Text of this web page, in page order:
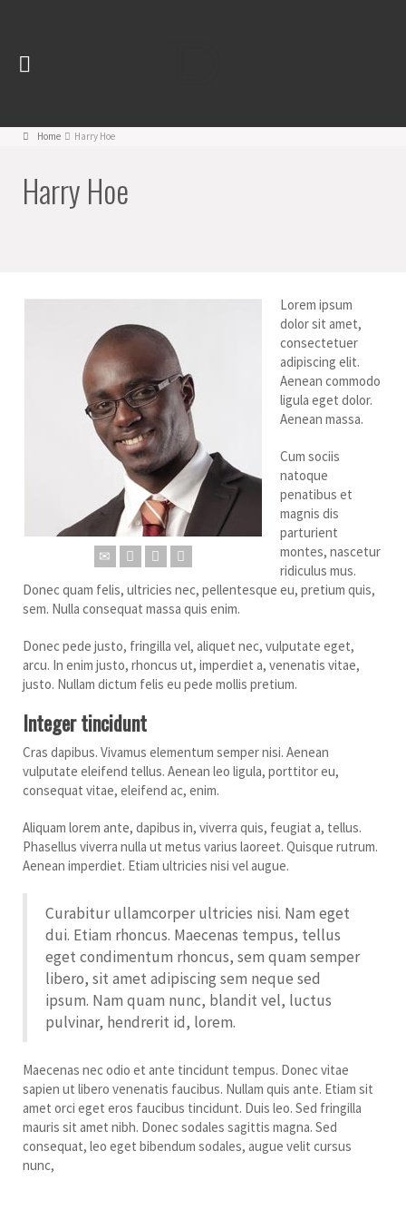
Home Harry Hoe
Harry Hoe
Lorem ipsum
dolor sit amet,
consectetuer
adipiscing elit.
Aenean commodo
ligula eget dolor.
Aenean massa.
Cum sociis
natoque
penatibus et
magnis dis
parturient
montes, nascetur
ridiculus mus.
Donec quam felis, ultricies nec, pellentesque eu, pretium quis,
sem. Nulla consequat massa quis enim.
Donec pede justo, fringilla vel, aliquet nec, vulputate eget,
arcu. In enim justo, rhoncus ut, imperdiet a, venenatis vitae,
justo. Nullam dictum felis eu pede mollis pretium.
Integer tincidunt
Cras dapibus. Vivamus elementum semper nisi. Aenean
vulputate eleifend tellus. Aenean leo ligula, porttitor eu,
consequat vitae, eleifend ac, enim.
Aliquam lorem ante, dapibus in, viverra quis, feugiat a, tellus.
Phasellus viverra nulla ut metus varius laoreet. Quisque rutrum.
Aenean imperdiet. Etiam ultricies nisi vel augue.
Curabitur ullamcorper ultricies nisi. Nam eget
dui. Etiam rhoncus. Maecenas tempus, tellus
eget condimentum rhoncus, sem quam semper
libero, sit amet adipiscing sem neque sed
ipsum. Nam quam nunc, blandit vel, luctus
pulvinar, hendrerit id, lorem.
Maecenas nec odio et ante tincidunt tempus. Donec vitae
sapien ut libero venenatis faucibus. Nullam quis ante. Etiam sit
amet orci eget eros faucibus tincidunt. Duis leo. Sed fringilla
mauris sit amet nibh. Donec sodales sagittis magna. Sed
consequat, leo eget bibendum sodales, augue velit cursus
nunc,